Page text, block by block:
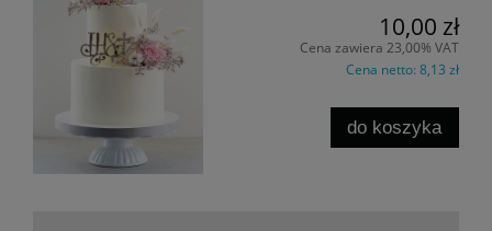
10,00 zł
Cena zawiera 23,00% VAT
Cena netto: 8,13 zł
do koszyka